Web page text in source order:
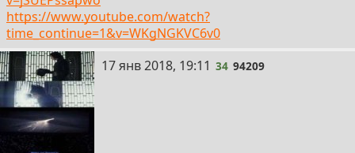
https://www.youtube.com/watch?
time_continue=1&v=WKgNGKVC6v0
34
17 янв 2018, 19:11 34 94209